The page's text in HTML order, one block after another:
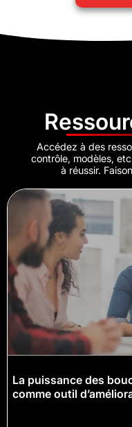
Accédez à des
contrôle, modèles,
à réussir.
La puissance des
comme outil